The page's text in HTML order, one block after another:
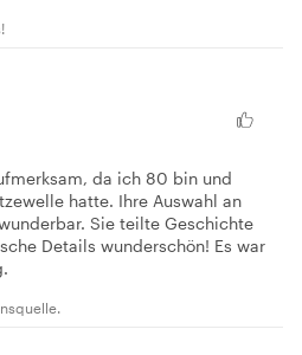
da ich 80 bin und
hatte. Ihre Auswahl an
Sie teilte Geschichte
Details wunderschön! Es war